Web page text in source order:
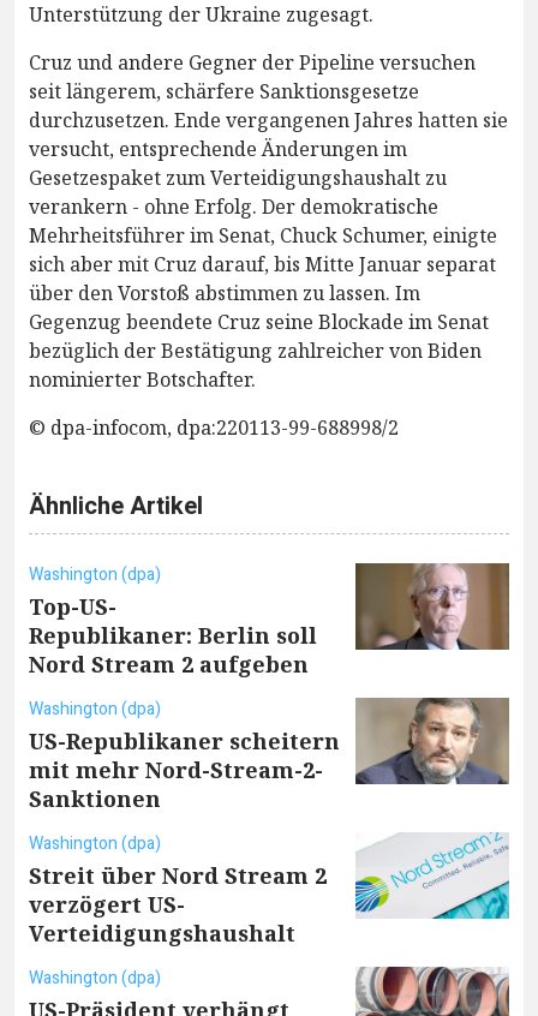
Unterstützung der Ukraine zugesagt.
Cruz und andere Gegner der Pipeline versuchen
seit längerem, schärfere Sanktionsgesetze
durchzusetzen. Ende vergangenen Jahres hatten sie
versucht, entsprechende Änderungen im
Gesetzespaket zum Verteidigungshaushalt zu
verankern - ohne Erfolg. Der demokratische
Mehrheitsführer im Senat, Chuck Schumer, einigte
sich aber mit Cruz darauf, bis Mitte Januar separat
über den Vorstoß abstimmen zu lassen. Im
Gegenzug beendete Cruz seine Blockade im Senat
bezüglich der Bestätigung zahlreicher von Biden
nominierter Botschafter.
© dpa-infocom, dpa:220113-99-688998/2
Ähnliche Artikel
Washington (dpa)
Top-US-
Republikaner: Berlin soll
Nord Stream 2 aufgeben
Washington (dpa)
US-Republikaner scheitern
mit mehr Nord-Stream-2-
Sanktionen
Washington (dpa)
Streit über Nord Stream 2
verzögert US-
Verteidigungshaushalt
Washington (dpa)
US-Präsident verhängt